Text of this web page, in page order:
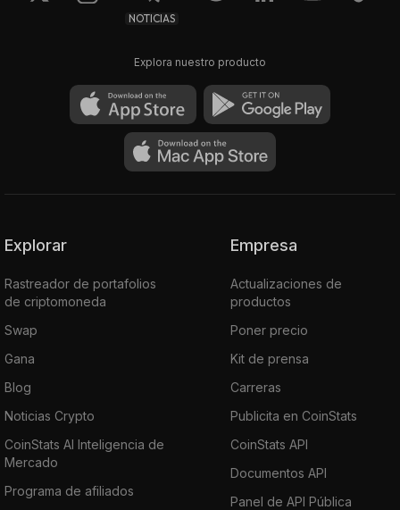
NOTICIAS
Explora nuestro producto
Explorar
Rastreador de portafolios
de criptomoneda
Swap
Gana
Blog
Noticias Crypto
CoinStats AI Inteligencia de
Mercado
Programa de afiliados
Empresa
Actualizaciones de
productos
Poner precio
Kit de prensa
Carreras
Publicita en CoinStats
CoinStats API
Documentos API
Panel de API Pública